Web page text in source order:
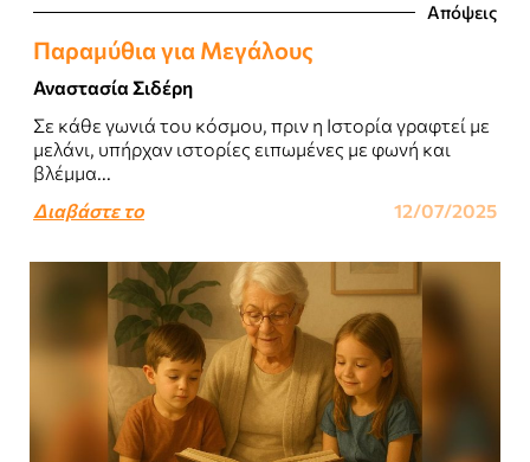
Απόψεις
Παραμύθια για Μεγάλους
Αναστασία Σιδέρη
Σε κάθε γωνιά του κόσμου, πριν η Ιστορία γραφτεί με
μελάνι, υπήρχαν ιστορίες ειπωμένες με φωνή και
βλέμμα...
Διαβάστε το
12/07/2025